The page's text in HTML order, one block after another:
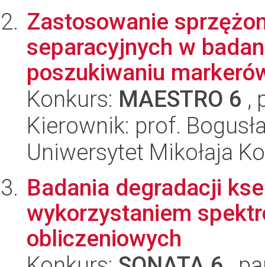
Zastosowanie
separacyjnych w
poszukiwaniu
Konkurs: MAESTRO 6 ,
Kierownik: prof.
Uniwersytet Mikołaja
Badania degradacji
wykorzystaniem
obliczeniowych